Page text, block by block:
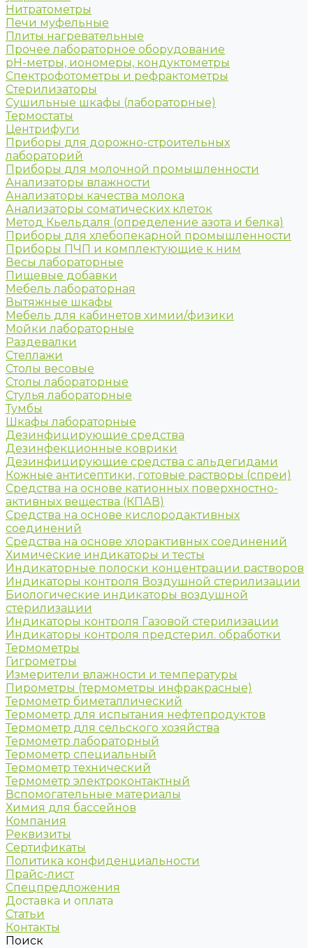
Нитратометры
Печи муфельные
Плиты нагревательные
Прочее лабораторное оборудование
рН-метры, иономеры, кондуктометры
Спектрофотометры и рефрактометры
Стерилизаторы
Сушильные шкафы (лабораторные)
Термостаты
Центрифуги
Приборы для дорожно-строительных
лабораторий
Приборы для молочной промышленности
Анализаторы влажности
Анализаторы качества молока
Анализаторы соматических клеток
Метод Кьельдаля (определение азота и белка)
Приборы для хлебопекарной промышленности
Приборы ПЧП и комплектующие к ним
Весы лабораторные
Пищевые добавки
Мебель лабораторная
Вытяжные шкафы
Мебель для кабинетов химии/физики
Мойки лабораторные
Раздевалки
Стеллажи
Столы весовые
Столы лабораторные
Стулья лабораторные
Тумбы
Шкафы лабораторные
Дезинфицирующие средства
Дезинфекционные коврики
Дезинфицирующие средства с альдегидами
Кожные антисептики, готовые растворы (спреи)
Средства на основе катионных поверхностно-
активных вещества (КПАВ)
Средства на основе кислородактивных
соединений
Средства на основе хлорактивных соединений
Химические индикаторы и тесты
Индикаторные полоски концентрации растворов
Индикаторы контроля Воздушной стерилизации
Биологические индикаторы воздушной
стерилизации
Индикаторы контроля Газовой стерилизации
Индикаторы контроля предстерил. обработки
Термометры
Гигрометры
Измерители влажности и температуры
Пирометры (термометры инфракрасные)
Термометр биметаллический
Термометр для испытания нефтепродуктов
Термометр для сельского хозяйства
Термометр лабораторный
Термометр специальный
Термометр технический
Термометр электроконтактный
Вспомогательные материалы
Химия для бассейнов
Компания
Реквизиты
Сертификаты
Политика конфиденциальности
Прайс-лист
Спецпредложения
Доставка и оплата
Статьи
Контакты
Поиск